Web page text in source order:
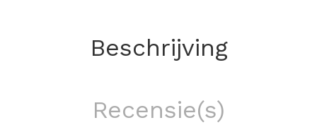
Beschrijving
Recensie(s)